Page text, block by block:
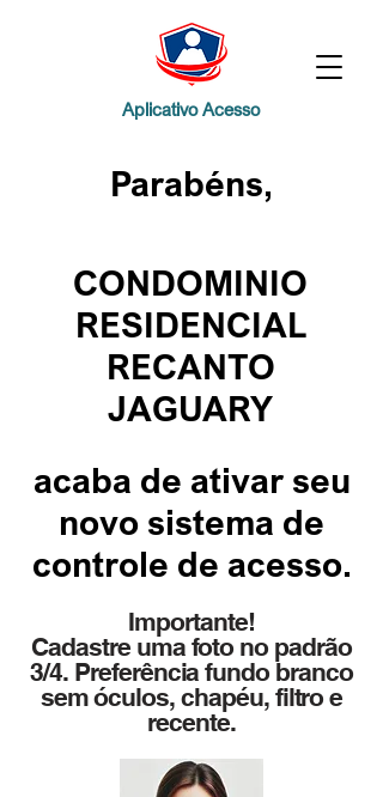
Aplicativo Acesso
Parabéns,
CONDOMINIO
RESIDENCIAL
RECANTO
JAGUARY
acaba de ativar seu
novo sistema de
controle de acesso.
Importante!
Cadastre uma foto no padrão
3/4. Preferência fundo branco
sem óculos, chapéu, filtro e
recente.